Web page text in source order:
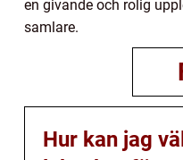
en givande och rolig
samlare.
Hur kan jag